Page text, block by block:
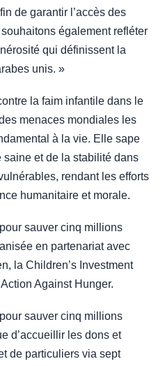
de garantir l’accès des
également refléter
qui définissent la
unis. »
la faim infantile dans le
menaces mondiales les
à la vie. Elle sape
saine et de la stabilité dans
rendant les efforts
humanitaire et morale.
sauver cinq millions
en partenariat avec
la Children’s Investment
Against Hunger.
sauver cinq millions
d’accueillir les dons et
de particuliers via sept